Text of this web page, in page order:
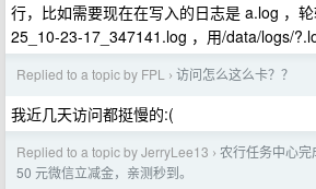
行，比如需要现在在写入的日志是 a.log ，
25_10-23-17_347141.log ，用/data/logs/
Replied to a topic by FPL › 访问怎么这么卡？？
我近几天访问都挺慢的:(
Replied to a topic by JerryLee13 › 农行任务中心完
50 元微信立减金，亲测秒到。